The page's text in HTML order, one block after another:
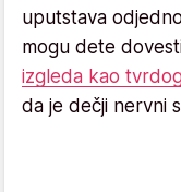
uputstava
mogu dete
izgleda kao
da je dečji nervni